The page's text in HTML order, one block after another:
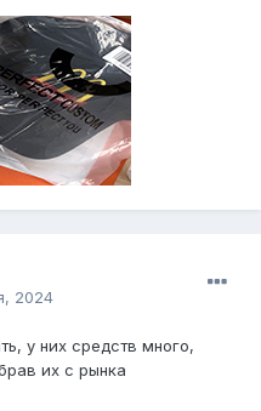
2024
у них средств много,
их с рынка